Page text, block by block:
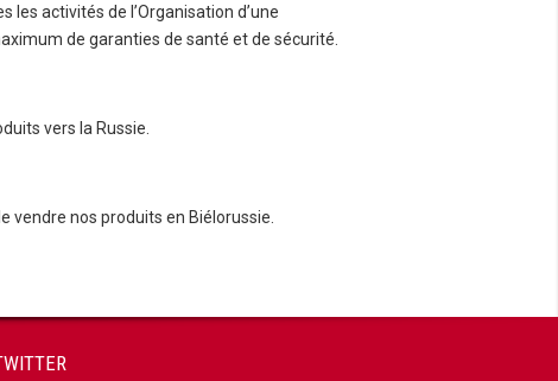
activités de l’Organisation d’une
de garanties de santé et de sécurité.
vers la Russie.
vendre nos produits en Biélorussie.